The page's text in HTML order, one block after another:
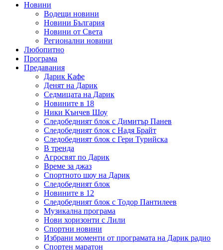
Новини
Водещи новини
Новини България
Новини от Света
Регионални новини
Любопитно
Програма
Предавания
Дарик Кафе
Денят на Дарик
Седмицата на Дарик
Новините в 18
Ники Кънчев Шоу
Следобедният блок с Димитър Панев
Следобедният блок с Надя Брайт
Следобедният блок с Гери Турийска
В тренда
Агросвят по Дарик
Време за джаз
Спортното шоу на Дарик
Следобедният блок
Новините в 12
Следобедният блок с Тодор Пантилеев
Музикална програма
Нови хоризонти с Лили
Спортни новини
Избрани моменти от програмата на Дарик радио
Спортен маратон